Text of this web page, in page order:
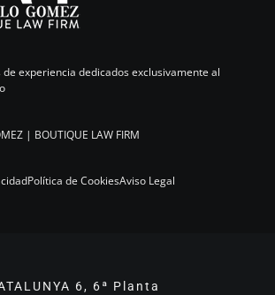
de experiencia dedicados exclusivamente al
| BOUTIQUE LAW FIRM
Política de CookiesAviso Legal
6, 6ª Planta